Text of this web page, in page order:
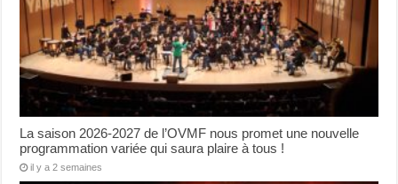
La saison 2026-2027 de l’OVMF nous promet une nouvelle
programmation variée qui saura plaire à tous !
il y a 2 semaines